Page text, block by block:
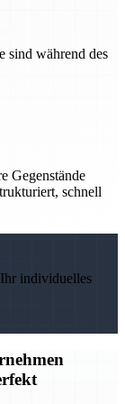
sind während des
Gegenstände
schnell
individuelles